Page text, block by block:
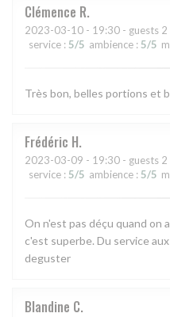
Clémence R
2023-03-10 - 19:30 - guests 2
service : 5/5 ambience : 5/5
Très bon, belles portions et
Frédéric H
2023-03-09 - 19:30 - guests 2
service : 5/5 ambience : 5/5
On n'est pas déçu quand on
c'est superbe. Du service
deguster
Blandine C